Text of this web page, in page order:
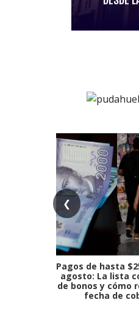
❮
Pagos de hasta
agosto: La lista
de bonos y cómo
fecha de